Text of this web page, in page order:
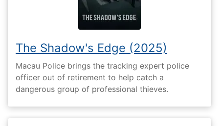
The Shadow's Edge (2025)
Macau Police brings the tracking expert police
officer out of retirement to help catch a
dangerous group of professional thieves.